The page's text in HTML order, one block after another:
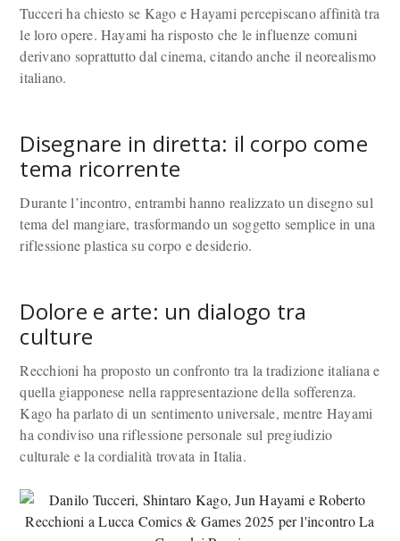
Tucceri ha chiesto se Kago e Hayami percepiscano affinità tra
le loro opere. Hayami ha risposto che le influenze comuni
derivano soprattutto dal cinema, citando anche il neorealismo
italiano.
Disegnare in diretta: il corpo come
tema ricorrente
Durante l’incontro, entrambi hanno realizzato un disegno sul
tema del mangiare, trasformando un soggetto semplice in una
riflessione plastica su corpo e desiderio.
Dolore e arte: un dialogo tra
culture
Recchioni ha proposto un confronto tra la tradizione italiana e
quella giapponese nella rappresentazione della sofferenza.
Kago ha parlato di un sentimento universale, mentre Hayami
ha condiviso una riflessione personale sul pregiudizio
culturale e la cordialità trovata in Italia.